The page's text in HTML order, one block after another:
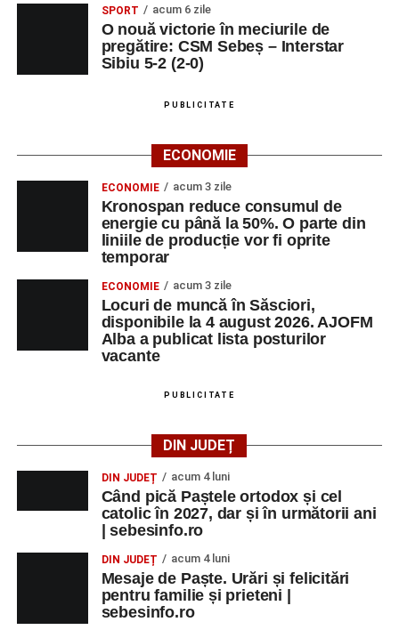
Sâmbătă, 30 august
Nexxt Band,Red Ravine
Sebeșului la Fotbal Juniori
Orele 16:00–24:00 – Parcul Arini:parc de
distracții.
Duminică, 31 august
Orele 10:00–14:00 – Stadionul Pielarul:ultimele
meciuri din cadrulCupei Sebeșului la Fotbal
Ora 17:00 – Parcul Zăvoi din Petrești:
participarea unor îndrăgiți interpreți de muzică
Orele 16:00–24:00 – Parcul Arini:parc de
distracții.
Adaugă-ne ca sursă preferată
SPORT acum 6 zile
O nouă victorie în meciurile de
pregătire: CSM Sebeș – Interstar
Sibiu 5-2 (2-0)
PUBLICITATE
ECONOMIE
ECONOMIE acum 3 zile
Kronospan reduce consumul de
energie cu până la 50%. O parte din
liniile de producție vor fi oprite
temporar
ECONOMIE acum 3 zile
Locuri de muncă în Săsciori,
disponibile la 4 august 2026. AJOFM
Alba a publicat lista posturilor
vacante
PUBLICITATE
DIN JUDEȚ
DIN JUDEȚ acum 4 luni
Când pică Paștele ortodox și cel
catolic în 2027, dar și în următorii ani
| sebesinfo.ro
DIN JUDEȚ acum 4 luni
Mesaje de Paște. Urări și felicitări
pentru familie și prieteni |
sebesinfo.ro